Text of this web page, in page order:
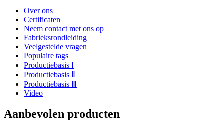
Over ons
Certificaten
Neem contact met ons op
Fabrieksrondleiding
Veelgestelde vragen
Populaire tags
Productiebasis Ⅰ
Productiebasis Ⅱ
Productiebasis Ⅲ
Video
Aanbevolen producten